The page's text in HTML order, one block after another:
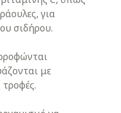
για
σιδήρου.
με
τροφές.